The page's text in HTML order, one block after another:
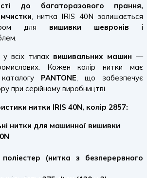
до багаторазового прання,
, нитка IRIS 40N залишається
для вишивки шевронів і
у всіх типах вишивальних машин —
Кожен колір нитки має
PANTONE, що забезпечує
при серійному виробництві.
нитки IRIS 40N, колір 2857:
нитки для машинної вишивки
(нитка з безперервного